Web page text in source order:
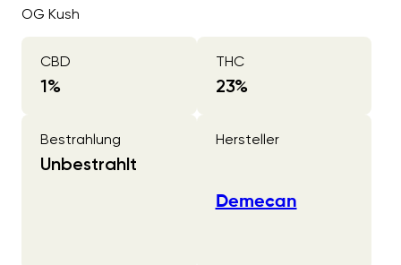
OG Kush
CBD
1%
THC
23%
Bestrahlung
Unbestrahlt
Hersteller
Demecan